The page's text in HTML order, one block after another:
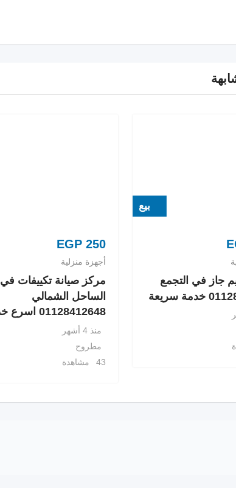
بيع
جاز في التجمع
سريعة
EGP250
أجهزة منزلية
مركز صيانة تكييفات في
الساحل الشمالي
01128412648 اسرع خدمة
منذ 4 أشهر
مطروح
43 مشاهدة